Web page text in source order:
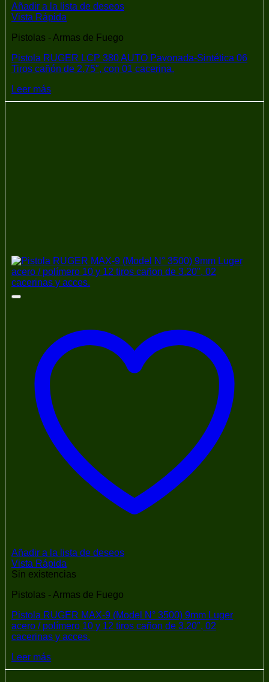
Añadir a la lista de deseos
Vista Rápida
Pistolas - Armas de Fuego
Pistola RUGER LCP 380 AUTO Pavonada-Sintética 06
Tiros cañón de 2.75″, con 01 cacerina.
Leer más
Añadir a la lista de deseos
Vista Rápida
Sin existencias
Pistolas - Armas de Fuego
Pistola RUGER MAX-9 (Model N° 3500) 9mm Luger
acero / polímero 10 y 12 tiros cañon de 3.20″, 02
cacerinas y acces.
Leer más